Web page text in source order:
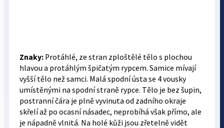
Znaky:Protáhlé, ze stran zploštělé tělo s plochou
hlavou a protáhlým špičatým rypcem. Samice mívají
vyšší tělo než samci. Malá spodní ústa se 4 vousky
umístěnými na spodní straně rypce. Tělo je bez šupin,
postranní čára je plně vyvinuta od zadního okraje
skřelí až po ocasní násadec, neprobíhá však přímo, ale
je nápadně vlnitá. Na holé kůži jsou zřetelně vidět